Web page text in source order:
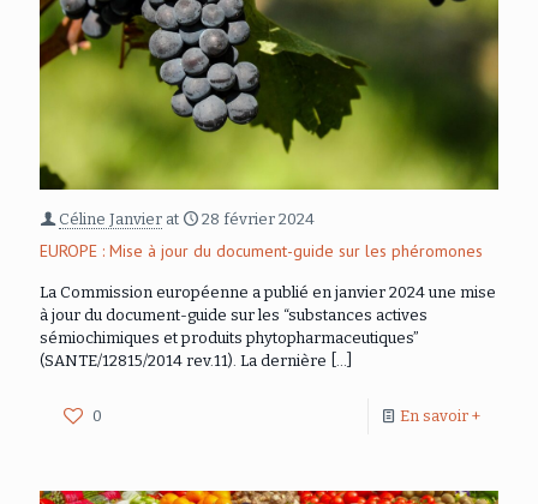
Céline Janvier at 28 février 2024
EUROPE : Mise à jour du document-guide sur les phéromones
La Commission européenne a publié en janvier 2024 une mise
à jour du document-guide sur les “substances actives
sémiochimiques et produits phytopharmaceutiques”
(SANTE/12815/2014 rev.11). La dernière […]
0 En savoir +